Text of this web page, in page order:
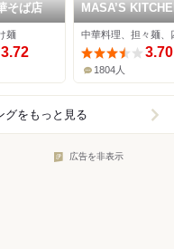
そば店
麺
3.72
MASA’S
比寿
3.70
1804人
グをもっと見る
広告を非表示